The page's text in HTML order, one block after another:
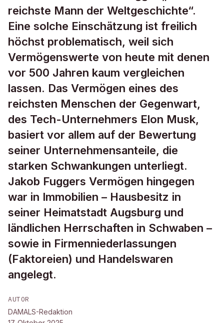
reichste Mann der Weltgeschichte“.
Eine solche Einschätzung ist freilich
höchst problematisch, weil sich
Vermögenswerte von heute mit denen
vor 500 Jahren kaum vergleichen
lassen. Das Vermögen eines des
reichsten Menschen der Gegenwart,
des Tech-Unternehmers Elon Musk,
basiert vor allem auf der Bewertung
seiner Unternehmensanteile, die
starken Schwankungen unterliegt.
Jakob Fuggers Vermögen hingegen
war in Immobilien – Hausbesitz in
seiner Heimatstadt Augsburg und
ländlichen Herrschaften in Schwaben –
sowie in Firmenniederlassungen
(Faktoreien) und Handelswaren
angelegt.
AUTOR
DAMALS-Redaktion